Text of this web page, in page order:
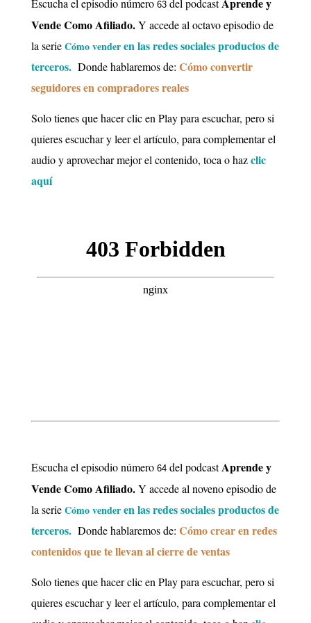
Escucha el episodio número63del podcast
Vende Como Afiliado.Y accede al octavo episodio de
la serie Cómo venderen las redes sociales productos de
terceros. Dondehablaremos de: Cómo convertir
seguidores en compradores reales
Solo tienes que hacer clic en Play para escuchar, pero si
quieres escuchar y leer el artículo, para complementar el
audio y aprovechar mejor el contenido, toca o haz clic
aquí
Escucha el episodio número64del podcastAprende y
Vende Como Afiliado.Y accede al noveno episodio de
la serie Cómo venderen las redes sociales productos de
terceros. Dondehablaremos de: Cómo crear en redes
contenidos que te llevan al cierre de ventas
Solo tienes que hacer clic en Play para escuchar, pero si
quieres escuchar y leer el artículo, para complementar el